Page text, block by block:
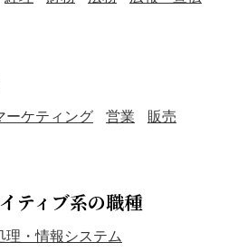
ーケティング 営業
販売
ティブ系の職種
理・情報システム